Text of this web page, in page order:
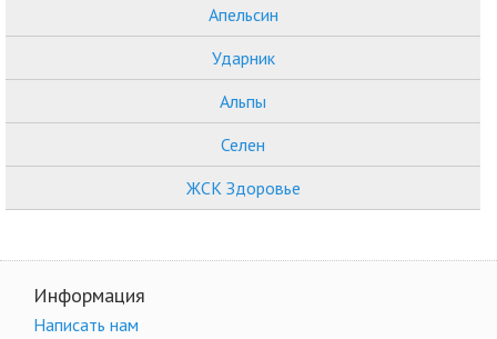
Апельсин
Ударник
Альпы
Селен
ЖСК Здоровье
Информация
Написать нам